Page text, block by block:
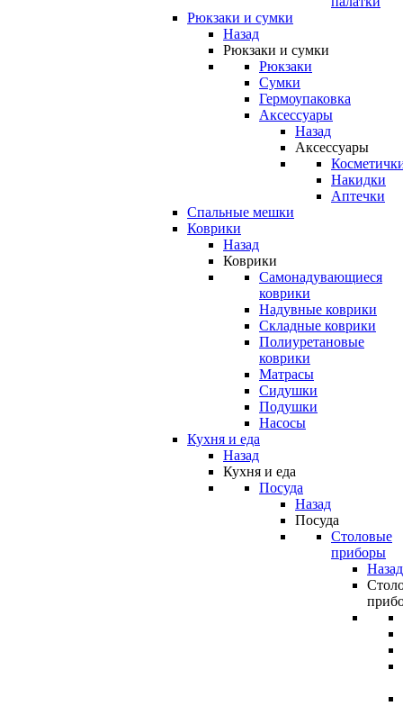
Рюкзаки и сумки
Назад
Рюкзаки и сумки
Рюкзаки
Сумки
Гермоупаковка
Аксессуары
Назад
Аксессуары
Накидки
Аптечки
Спальные мешки
Коврики
Назад
Коврики
Самонадувающиеся
коврики
Надувные коврики
Складные коврики
Полиуретановые
коврики
Матрасы
Сидушки
Подушки
Насосы
Кухня и еда
Назад
Кухня и еда
Посуда
Назад
Посуда
Столовые
приборы
Назад